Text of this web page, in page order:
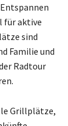
für aktive
sind
Familie und
Radtour
Grillplätze,